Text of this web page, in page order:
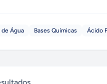
Água Bases Químicas Ácido